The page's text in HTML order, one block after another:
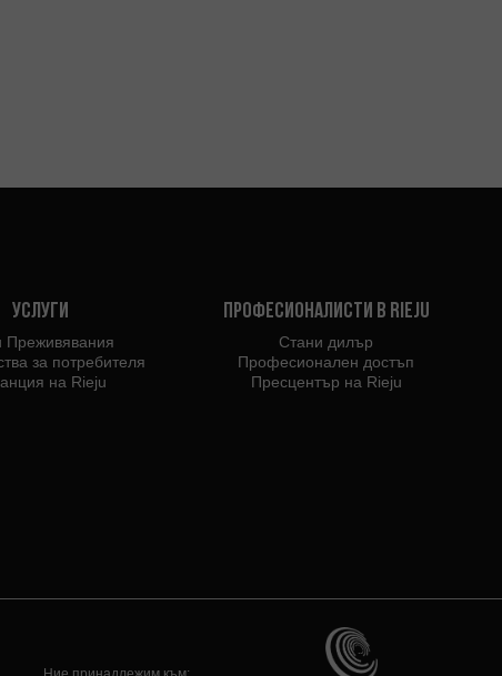
Услуги
Преживявания
за потребителя
на Rieju
Професионалисти в Rieju
Стани дилър
Професионален достъп
Пресцентър на Rieju